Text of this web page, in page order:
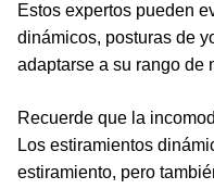
Estos expertos pueden
dinámicos, posturas de
adaptarse a su rango de
Recuerde que la
Los estiramientos
estiramiento, pero